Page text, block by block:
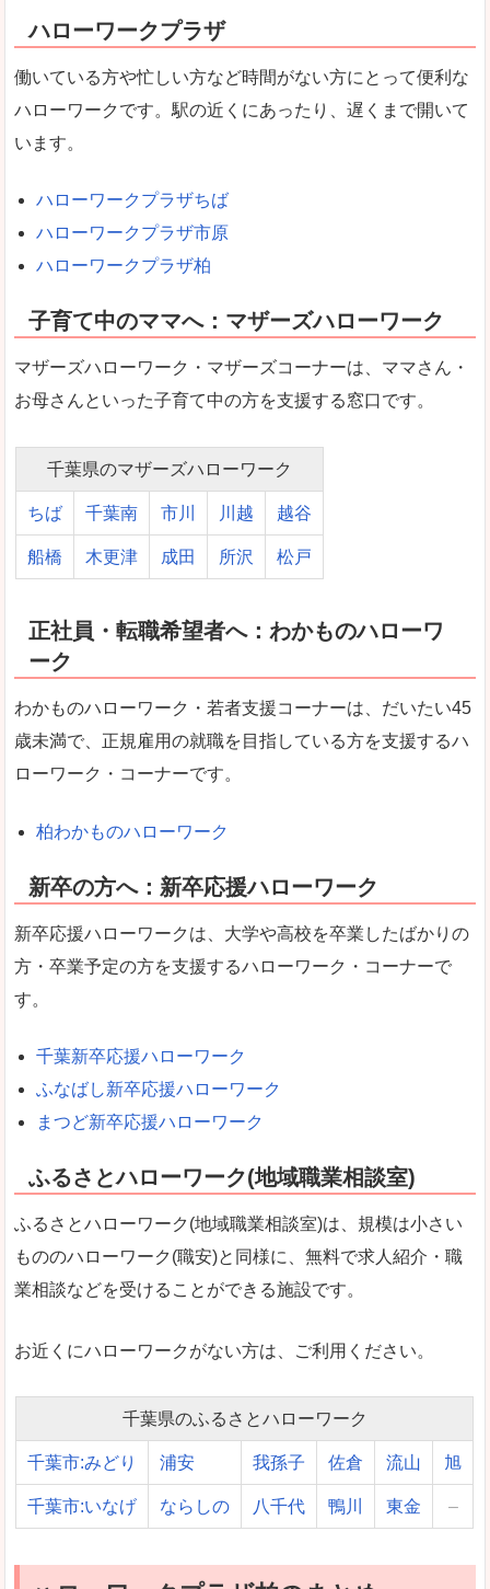
ハローワークプラザ
働いている方や忙しい方など時間がない方にとって便利な
ハローワークです。駅の近くにあったり、遅くまで開いて
います。
ハローワークプラザちば
ハローワークプラザ市原
ハローワークプラザ柏
子育て中のママへ：マザーズハローワーク
マザーズハローワーク・マザーズコーナーは、ママさん・
お母さんといった子育て中の方を支援する窓口です。
千葉県のマザーズハローワーク
ちば 千葉南 市川 川越 越谷
船橋 木更津 成田 所沢 松戸
正社員・転職希望者へ：わかものハローワ
ーク
わかものハローワーク・若者支援コーナーは、だいたい45
歳未満で、正規雇用の就職を目指している方を支援するハ
ローワーク・コーナーです。
柏わかものハローワーク
新卒の方へ：新卒応援ハローワーク
新卒応援ハローワークは、大学や高校を卒業したばかりの
方・卒業予定の方を支援するハローワーク・コーナーで
す。
千葉新卒応援ハローワーク
ふなばし新卒応援ハローワーク
まつど新卒応援ハローワーク
ふるさとハローワーク(地域職業相談室)
ふるさとハローワーク(地域職業相談室)は、規模は小さい
もののハローワーク(職安)と同様に、無料で求人紹介・職
業相談などを受けることができる施設です。
お近くにハローワークがない方は、ご利用ください。
千葉県のふるさとハローワーク
千葉市:みどり 浦安 我孫子 佐倉 流山 旭
千葉市:いなげ ならしの 八千代 鴨川 東金 –